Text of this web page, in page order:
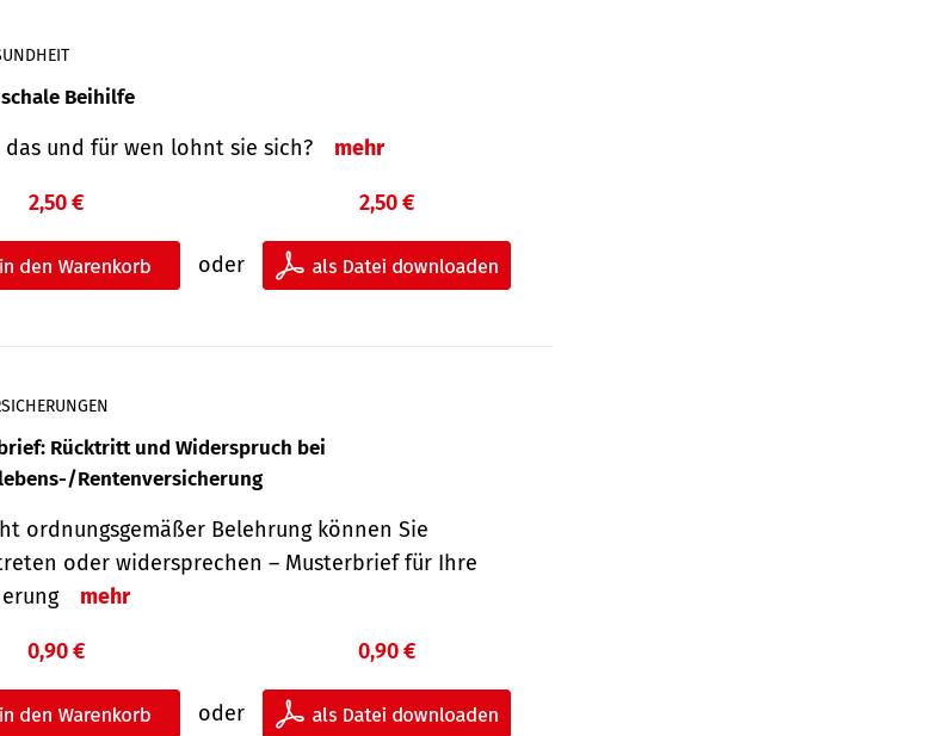
Beihilfe
das und für wen lohnt sie sich? mehr
2,50 €
oder
2,50 €
Rücktritt und Widerspruch bei
Rentenversicherung
ordnungsgemäßer Belehrung können Sie
oder widersprechen – Musterbrief für Ihre
mehr
0,90 €
oder
0,90 €